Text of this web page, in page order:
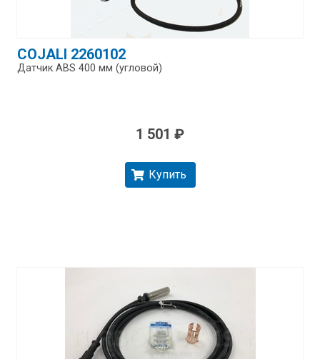
COJALI 2260102
Датчик ABS 400 мм (угловой)
1 501 ₽
Купить